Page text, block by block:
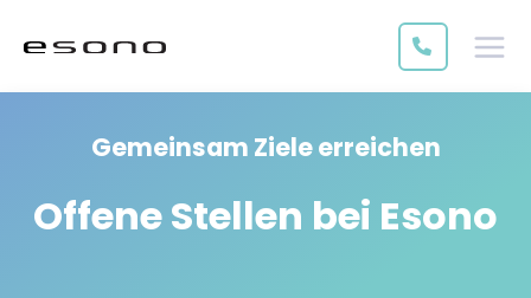
Gemeinsam Ziele erreichen
Offene Stellen bei Esono